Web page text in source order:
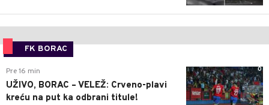
FK BORAC
0
Pre 16 min
UŽIVO, BORAC – VELEŽ: Crveno-plavi
kreću na put ka odbrani titule!